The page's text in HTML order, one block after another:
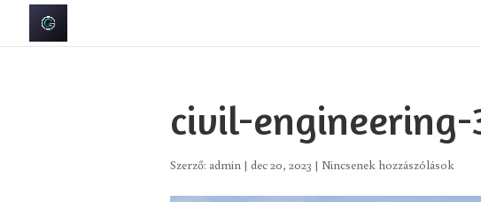
civil-engineering-
Szerző: admin | dec 20, 2023 | Nincsenek hozzászólások